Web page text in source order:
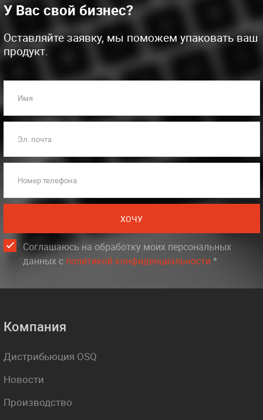
У Вас свой бизнес?
Оставляйте заявку, мы поможем упаковать ваш
продукт.
Имя
Эл. почта
Номер телефона
ХОЧУ
Соглашаюсь на обработку моих персональных
данных c политикой конфиденциальности.*
Компания
Дистрибьюция OSQ
Новости
Производство